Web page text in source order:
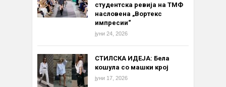
студентска ревија на ТМФ
насловена „Вортекс
импресии“
јуни 24, 2026
СТИЛСКА ИДЕЈА: Бела
кошула со машки крој
јуни 17, 2026